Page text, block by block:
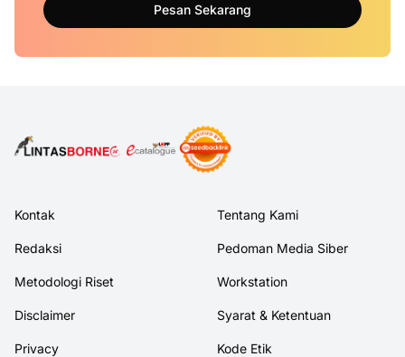
Pesan Sekarang
Kontak Tentang Kami
Redaksi Pedoman Media Siber
Metodologi Riset Workstation
Disclaimer Syarat & Ketentuan
Privacy Kode Etik